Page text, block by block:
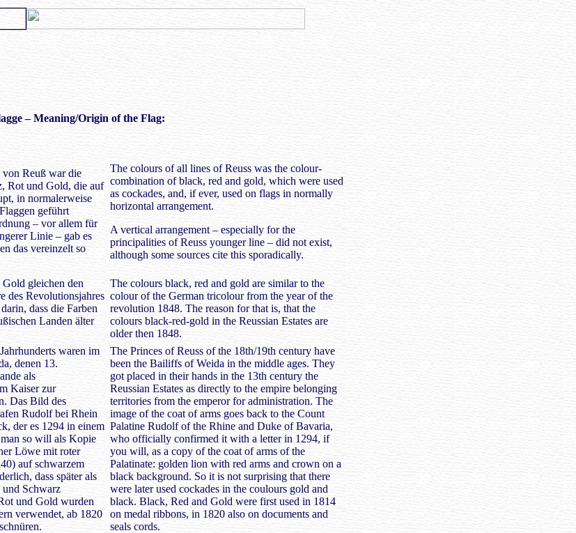
– Meaning/Origin of the Flag:
Reuß war die
Rot und Gold, die auf
in normalerweise
geführt
– vor allem für
Linie – gab es
das vereinzelt so
The colours of all lines of Reuss was the colour-
combination of black, red and gold, which were used
as cockades, and, if ever, used on flags in normally
horizontal arrangement.
A vertical arrangement – especially for the
principalities of Reuss younger line – did not exist,
although some sources cite this sporadically.
gleichen den
des Revolutionsjahres
dass die Farben
Landen älter
The colours black, red and gold are similar to the
colour of the German tricolour from the year of the
revolution 1848. The reason for that is, that the
colours black-red-gold in the Reussian Estates are
older then 1848.
waren im
denen 13.
als
Kaiser zur
Das Bild des
Rudolf bei Rhein
der es 1294 in einem
so will als Kopie
Löwe mit roter
auf schwarzem
dass später als
Schwarz
und Gold wurden
verwendet, ab 1820
The Princes of Reuss of the 18th/19th century have
been the Bailiffs of Weida in the middle ages. They
got placed in their hands in the 13th century the
Reussian Estates as directly to the empire belonging
territories from the emperor for administration. The
image of the coat of arms goes back to the Count
Palatine Rudolf of the Rhine and Duke of Bavaria,
who officially confirmed it with a letter in 1294, if
you will, as a copy of the coat of arms of the
Palatinate: golden lion with red arms and crown on a
black background. So it is not surprising that there
were later used cockades in the coulours gold and
black. Black, Red and Gold were first used in 1814
on medal ribbons, in 1820 also on documents and
seals cords.